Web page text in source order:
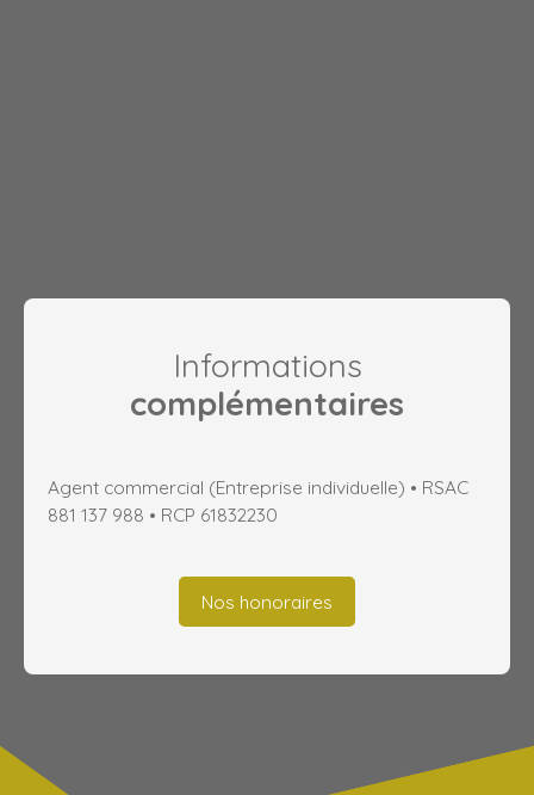
Informations
complémentaires
Agent commercial (Entreprise individuelle) • RSAC
881 137 988 • RCP 61832230
Nos honoraires